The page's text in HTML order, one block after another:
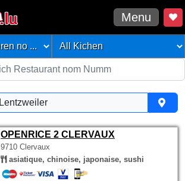
Menu
Lentzweiler
OPENRICE 2 CLERVAUX
9710 Clervaux
asiatique, chinoise, japonaise, sushi